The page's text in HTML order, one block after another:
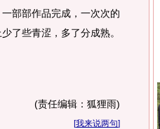
部部作品完成，一次次的
了些青涩，多了分成熟。
(责任编辑：狐狸雨)
[我来说两句]